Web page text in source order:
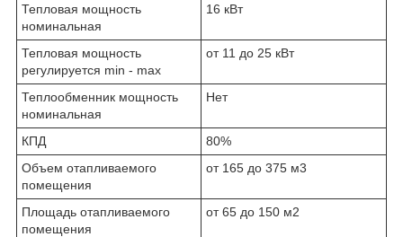
Тепловая мощность
номинальная
16 кВт
Тепловая мощность
регулируется min - max
от 11 до 25 кВт
Теплообменник мощность
номинальная
Нет
КПД
80%
Объем отапливаемого
помещения
от 165 до 375 м3
Площадь отапливаемого
помещения
от 65 до 150 м2